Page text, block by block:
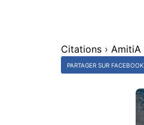
Citations › AmitiA
PARTAGER SUR FACEBOOK